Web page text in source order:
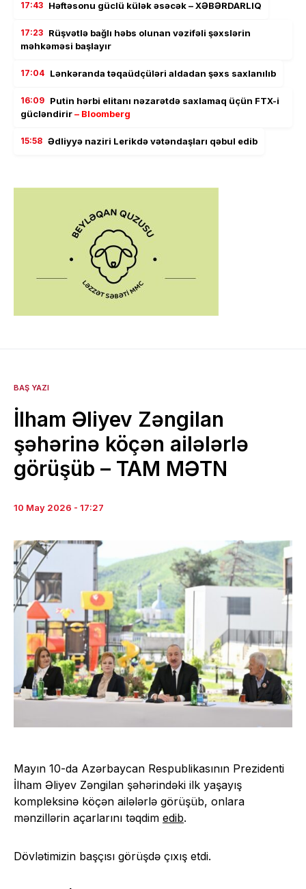
17:43 Həftəsonu güclü külək əsəcək – XƏBƏRDARLIQ
17:23 Rüşvətlə bağlı həbs olunan vəzifəli şəxslərin
məhkəməsi başlayır
17:04 Lənkəranda təqaüdçüləri aldadan şəxs saxlanılıb
16:09 Putin hərbi elitanı nəzarətdə saxlamaq üçün FTX-i
gücləndirir– Bloomberg
15:58 Ədliyyə naziri Lerikdə vətəndaşları qəbul edib
BAŞ YAZI
İlham Əliyev Zəngilan
şəhərinə köçən ailələrlə
görüşüb – TAM MƏTN
10 May 2026 - 17:27
Mayın 10-da Azərbaycan Respublikasının Prezidenti
İlham Əliyev Zəngilan şəhərindəki ilk yaşayış
kompleksinə köçən ailələrlə görüşüb, onlara
mənzillərin açarlarını təqdim edib.
Dövlətimizin başçısı görüşdə çıxış etdi.